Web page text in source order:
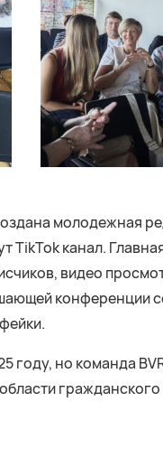
молодежная
TikTok канал.
видео
конференции
году, но команда